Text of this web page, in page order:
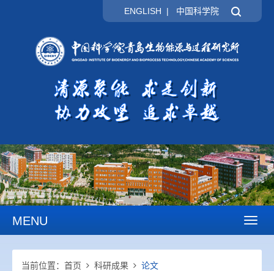
ENGLISH | 中国科学院
MENU
当前位置： 首页 科研成果 论文